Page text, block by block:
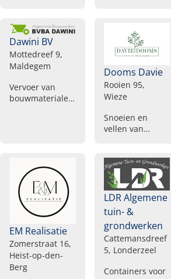
van hagen,
Tuinverlichting
aanleggen
Muren slopen,
Poutrel steken,
Metaalconstructiebedrijf,
Houtconstructies
op maat, Houten
tuinafsluitingen
plaatsen,
Betrouwbare
aannemer
totaalrenovatie,
Zolderafwerking,
Maatkasten,
Bekende
gezocht, Muur
egaliseren na
karweiwerken,
Tuinonderhoud
lage prijs per
uur
Dawini BV
Mottedreef 9,
Maldegem
Vervoer van
bouwmaterialen,
Verhardingswerken
klinkerwerken,
Stenen laten
vervoeren,
Afbraak van
muren, Graven
van
regenputten,
Aanleggen van
Dooms Davie
Rooien 95,
Wieze
Snoeien en
vellen van
verwijderen,
Grasmaaien,
Tuin aanleg op
maat, Plaatsing
houten
tuinafsluitingen,
Aanleg nieuwe
tuin,
Drainagewerken,
Goedkope
EM Realisatie
Zomerstraat 16,
Heist-op-den-
Berg
LDR Algemene
tuin- &
grondwerken
Cattemansdreef
5, Londerzeel
Containers voor